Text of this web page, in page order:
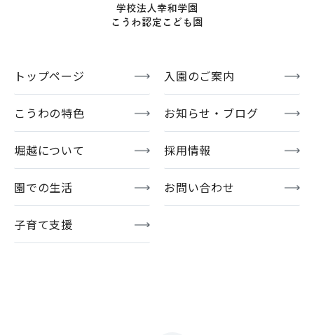
トップページ 入園のご案内
こうわの特色 お知らせ・ブログ
堀越について 採用情報
園での生活 お問い合わせ
子育て支援